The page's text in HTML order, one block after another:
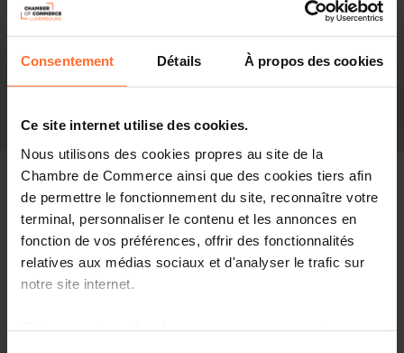
Consentement Détails À propos des cookies
Ce site internet utilise des cookies.
Nous utilisons des cookies propres au site de la
Chambre de Commerce ainsi que des cookies tiers afin
de permettre le fonctionnement du site, reconnaître votre
terminal, personnaliser le contenu et les annonces en
fonction de vos préférences, offrir des fonctionnalités
relatives aux médias sociaux et d'analyser le trafic sur
notre site internet.
Revue de presse
Partager cet article